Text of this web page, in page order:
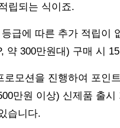
립되는 식이죠.
급에 따른 추가 적립이
약 300만원대) 구매 시
모션을 진행하여 포인
만원 이상) 신제품 출
습니다.